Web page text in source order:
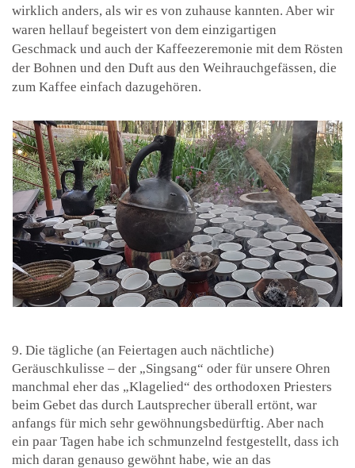
wirklich anders, als wir es von zuhause kannten. Aber wir
waren hellauf begeistert von dem einzigartigen
Geschmack und auch der Kaffeezeremonie mit dem Rösten
der Bohnen und den Duft aus den Weihrauchgefässen, die
zum Kaffee einfach dazugehören.
9. Die tägliche (an Feiertagen auch nächtliche)
Geräuschkulisse – der „Singsang“ oder für unsere Ohren
manchmal eher das „Klagelied“ des orthodoxen Priesters
beim Gebet das durch Lautsprecher überall ertönt, war
anfangs für mich sehr gewöhnungsbedürftig. Aber nach
ein paar Tagen habe ich schmunzelnd festgestellt, dass ich
mich daran genauso gewöhnt habe, wie an das